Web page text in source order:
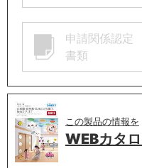
申請関係認定
書類
この製品の情報を
WEBカタ